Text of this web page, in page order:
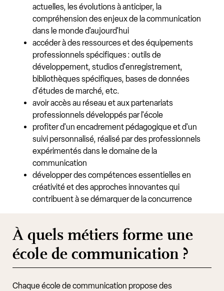
actuelles, les évolutions à anticiper, la
compréhension des enjeux de la communication
dans le monde d'aujourd'hui
accéder à des ressources et des équipements
professionnels spécifiques : outils de
développement, studios d'enregistrement,
bibliothèques spécifiques, bases de données
d'études de marché, etc.
avoir accès au réseau et aux partenariats
professionnels développés par l'école
profiter d'un encadrement pédagogique et d'un
suivi personnalisé, réalisé par des professionnels
expérimentés dans le domaine de la
communication
développer des compétences essentielles en
créativité et des approches innovantes qui
contribuent à se démarquer de la concurrence
À quels métiers forme une
école de communication ?
Chaque école de communication propose des